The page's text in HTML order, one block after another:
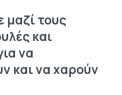
μαζί τους
και
να
και να χαρούν